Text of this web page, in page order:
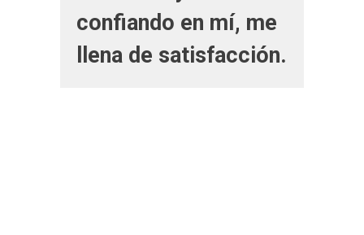
confiando en mí, me
llena de satisfacción.